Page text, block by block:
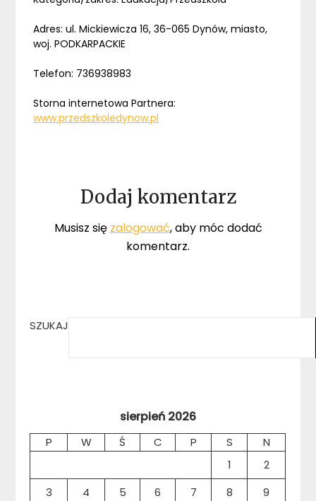
Adres: ul. Mickiewicza 16, 36-065 Dynów, miasto,
woj. PODKARPACKIE
Telefon: 736938983
Storna internetowa Partnera:
www.przedszkoledynow.pl
Dodaj komentarz
Musisz się zalogować, aby móc dodać
komentarz.
SZUKAJ
sierpień 2026
P W Ś C P S
N
1
2
3
4 5 6 7 8
9